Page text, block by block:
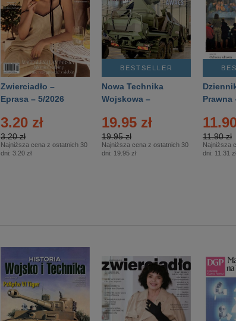
Zwierciadło –
Eprasa – 5/2026
3.20 zł
3.20 zł
Najniższa cena z ostatnich 30
dni: 3.20 zł
BESTSELLER
Nowa Technika
Wojskowa –
19.95 zł
19.95 zł
Najniższa cena z ostatnich 30
dni: 19.95 zł
Prawna
11.90 zł
Najniższa
dni: 11.31 zł